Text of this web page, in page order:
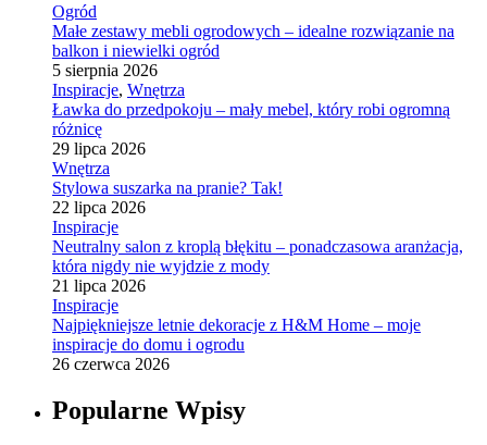
Ogród
Małe zestawy mebli ogrodowych – idealne rozwiązanie na
balkon i niewielki ogród
5 sierpnia 2026
Inspiracje, Wnętrza
Ławka do przedpokoju – mały mebel, który robi ogromną
różnicę
29 lipca 2026
Wnętrza
Stylowa suszarka na pranie? Tak!
22 lipca 2026
Inspiracje
Neutralny salon z kroplą błękitu – ponadczasowa aranżacja,
która nigdy nie wyjdzie z mody
21 lipca 2026
Inspiracje
Najpiękniejsze letnie dekoracje z H&M Home – moje
inspiracje do domu i ogrodu
26 czerwca 2026
Popularne Wpisy